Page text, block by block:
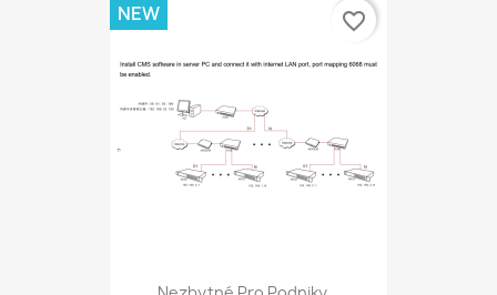
NEW favorite_border